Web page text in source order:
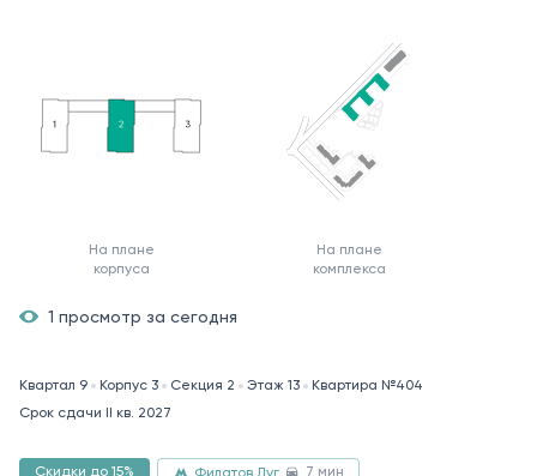
На плане
корпуса
На плане
комплекса
1 просмотр за сегодня
Квартал 9 Корпус 3 Секция 2 Этаж 13
Квартира №404
Срок сдачи II кв. 2027
Скидки до 15% Филатов Луг 7 мин